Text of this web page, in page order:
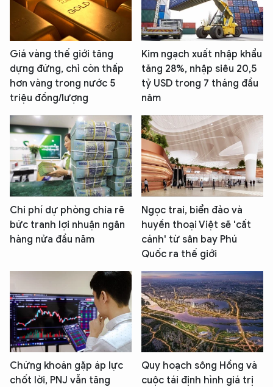
Giá vàng thế giới tăng
dựng đứng, chỉ còn thấp
hơn vàng trong nước 5
triệu đồng/lượng
Kim ngạch xuất nhập khẩu
tăng 28%, nhập siêu 20,5
tỷ USD trong 7 tháng đầu
năm
Chi phí dự phòng chia rẽ
bức tranh lợi nhuận ngân
hàng nửa đầu năm
Ngọc trai, biển đảo và
huyền thoại Việt sẽ 'cất
cánh' từ sân bay Phú
Quốc ra thế giới
Chứng khoán gặp áp lực
chốt lời, PNJ vẫn tăng
Quy hoạch sông Hồng và
cuộc tái định hình giá trị